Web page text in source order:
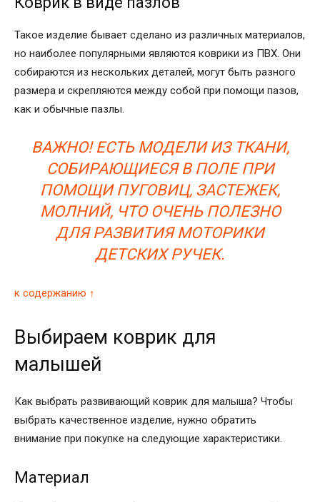
Такое изделие бывает сделано из различных материалов,
но наиболее популярными являются коврики из ПВХ. Они
собираются из нескольких деталей, могут быть разного
размера и скрепляются между собой при помощи пазов,
как и обычные пазлы.
ВАЖНО! ЕСТЬ МОДЕЛИ ИЗ ТКАНИ,
СОБИРАЮЩИЕСЯ В ПОЛЕ ПРИ
ПОМОЩИ ПУГОВИЦ, ЗАСТЕЖЕК,
МОЛНИЙ, ЧТО ОЧЕНЬ ПОЛЕЗНО
ДЛЯ РАЗВИТИЯ МОТОРИКИ
ДЕТСКИХ РУЧЕК.
к содержанию ↑
Выбираем коврик для
малышей
Как выбрать развивающий коврик для малыша? Чтобы
выбрать качественное изделие, нужно обратить
внимание при покупке на следующие характеристики.
Материал